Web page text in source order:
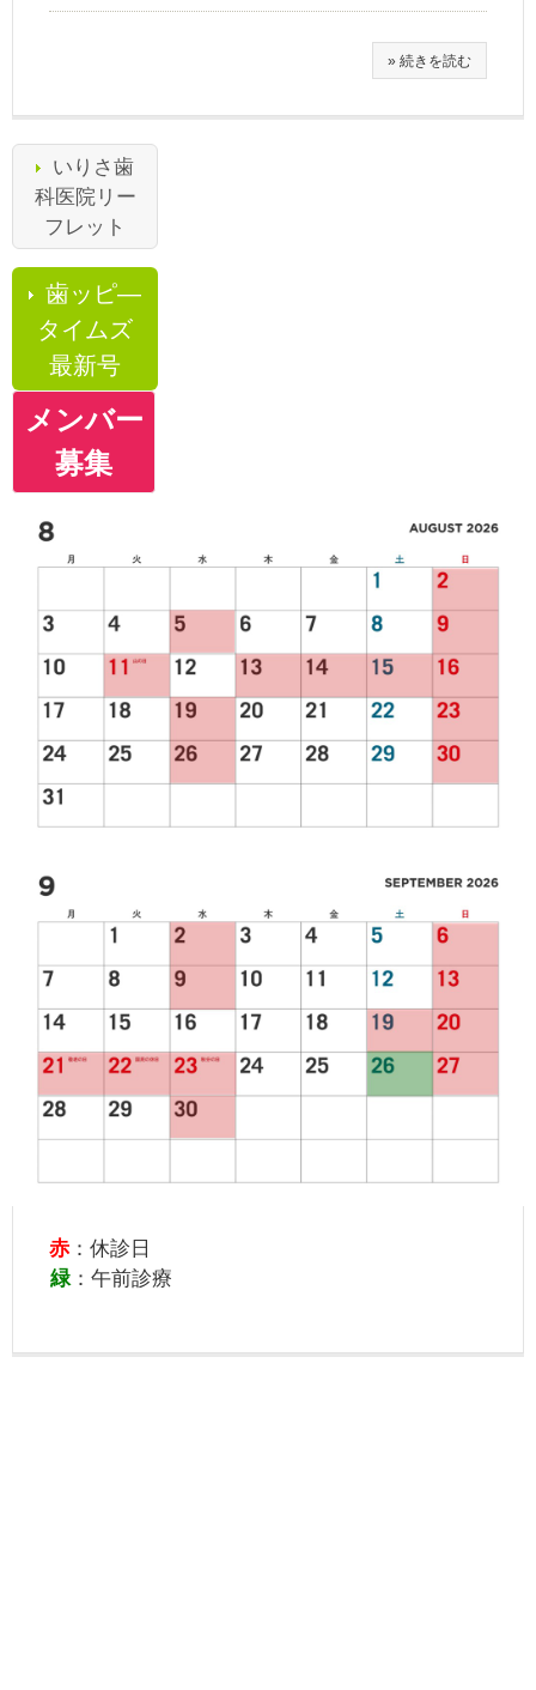
» 続きを読む
いりさ歯
科医院リー
フレット
歯ッピ―
タイムズ
最新号
メンバー
募集
赤 ：休診日
緑 ：午前診療